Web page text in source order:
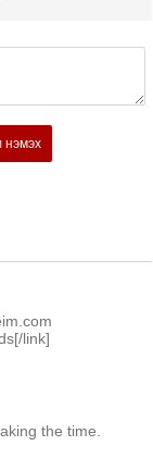
нэмэх
link]
the time.